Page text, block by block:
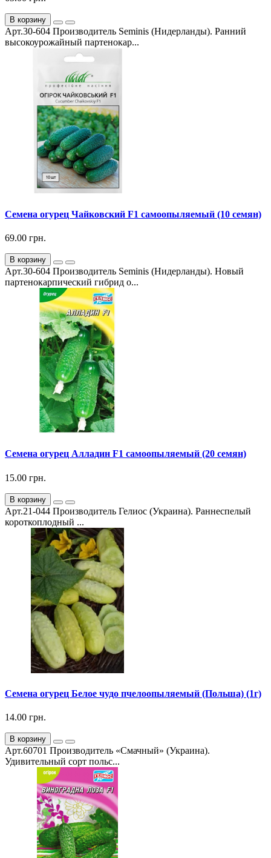
В корзину
Арт.30-604 Производитель Seminis (Нидерланды). Ранний
высокоурожайный партенокар...
Семена огурец Чайковский F1 самоопыляемый (10 семян)
69.00 грн.
В корзину
Арт.30-604 Производитель Seminis (Нидерланды). Новый
партенокарпический гибрид о...
Семена огурец Алладин F1 самоопыляемый (20 семян)
15.00 грн.
В корзину
Арт.21-044 Производитель Гелиос (Украина). Раннеспелый
короткоплодный ...
Семена огурец Белое чудо пчелоопыляемый (Польша) (1г)
14.00 грн.
В корзину
Арт.60701 Производитель «Смачный» (Украина).
Удивительный сорт польс...